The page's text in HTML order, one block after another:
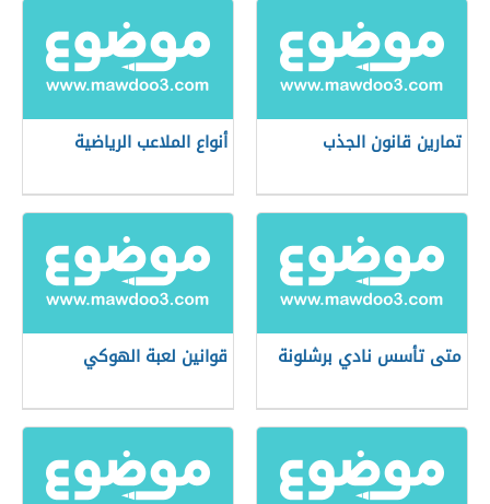
تمارين قانون الجذب أنواع الملاعب الرياضية
متى تأسس نادي برشلونة قوانين لعبة الهوكي